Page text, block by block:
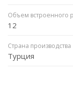
Объем встроенного
12
Страна производства
Турция